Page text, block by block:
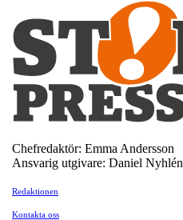
Chefredaktör: Emma Andersson
Ansvarig utgivare: Daniel Nyhlén
Redaktionen
Kontakta oss